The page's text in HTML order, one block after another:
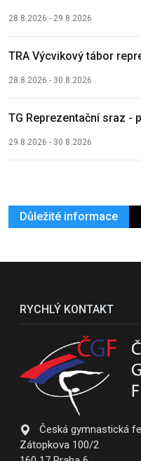
28.8.2026 - 29.8.2026
TRA Výcvikový tábor
28.8.2026 - 30.8.2026
TG Reprezentační sraz -
29.8.2026 - 30.8.2026
Důležité informace
RYCHLÝ KONTAKT
Česká gymnastická
Zátopkova 100/2